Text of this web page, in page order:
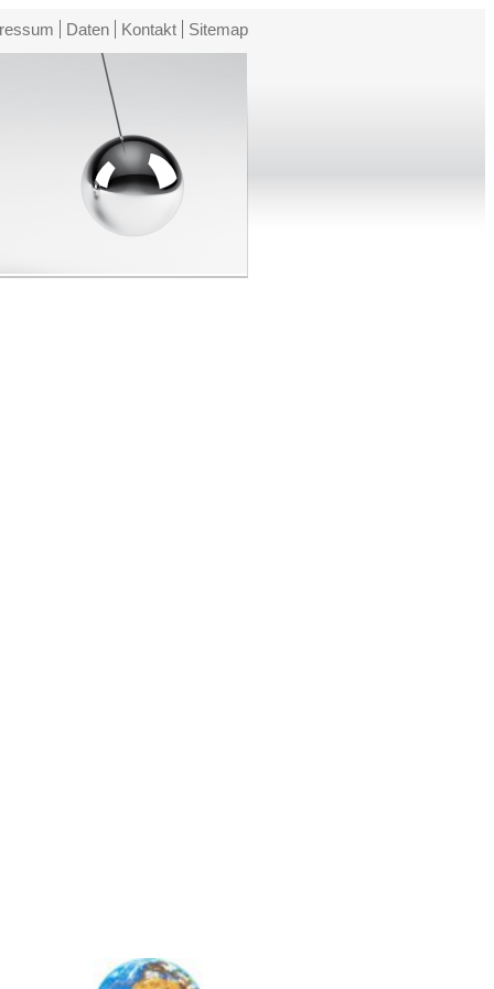
Daten Kontakt Sitemap